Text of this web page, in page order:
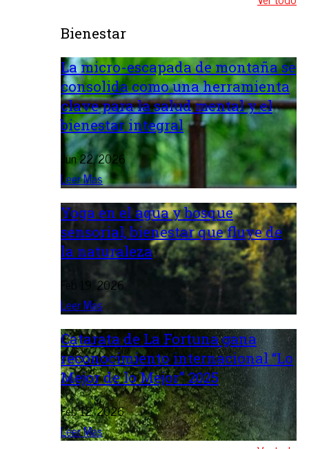
Bienestar
La micro-escapada de montaña se
consolida como una herramienta
clave para la salud mental y el
bienestar integral
Jun 22, 2026
Leer Mas
Yoga en el agua y bosque
sensorial, bienestar que fluye de
la naturaleza
Feb 19, 2026
Leer Mas
Catarata de La Fortuna gana
reconocimiento internacional “Lo
Mejor de lo Mejor” 2025
Feb 12, 2026
Leer Mas